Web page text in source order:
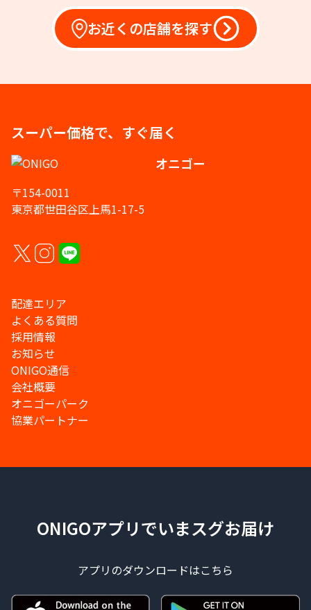
お近くの店舗を探す
スーパー価格で、すぐ届く
オニゴー
〒154-0011
東京都世田谷区上馬1-17-5
配達エリア
よくある質問
採用情報
お知らせ
ONIGO通信
会社概要
オニゴーパーク
協業パートナー
ONIGOアプリでいまスグお届け
アプリのダウンロードはこちら